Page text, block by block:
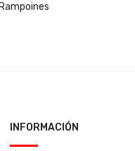
INFORMACIÓN